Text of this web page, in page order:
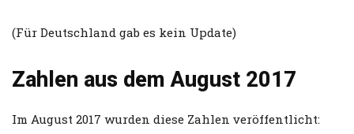
(Für Deutschland gab es kein Update)
Zahlen aus dem August 2017
Im August 2017 wurden diese Zahlen veröffentlicht: